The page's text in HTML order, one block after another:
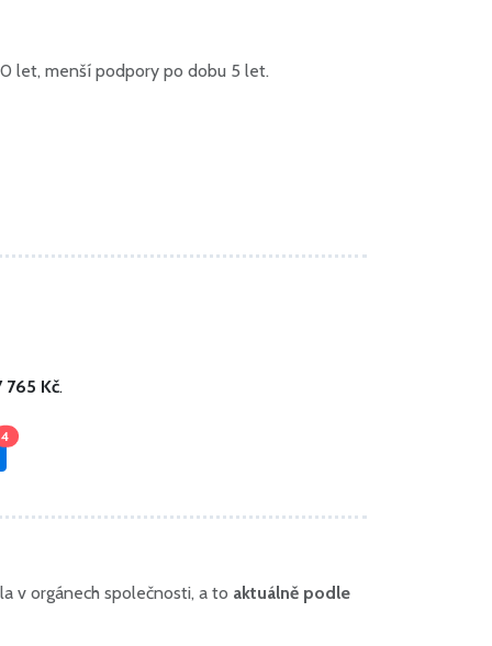
let, menší podpory po dobu 5 let.
765 Kč.
4
v orgánech společnosti, a to aktuálně podle